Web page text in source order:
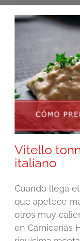
Vitello
italiano
Cuando llega
que apetece
otros muy
en Carnicerías